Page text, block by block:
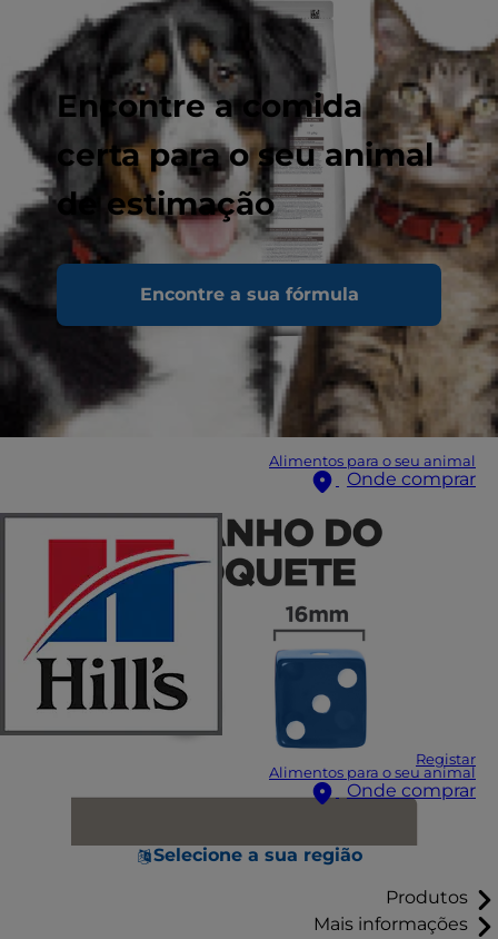
Encontre a comida
certa para o seu animal
de estimação
Encontre a sua fórmula
Alimentos para o seu animal
Onde comprar
Registar
Alimentos para o seu animal
Onde comprar
Selecione a sua região
Produtos
Mais informações